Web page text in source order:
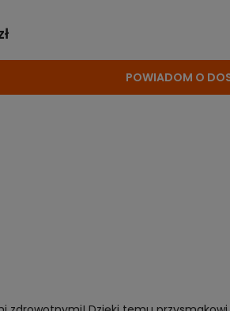
POWIADOM O